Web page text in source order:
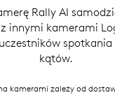
Rally AI
z innymi kamerami
spotkania
kątów.
kamerami zależy od